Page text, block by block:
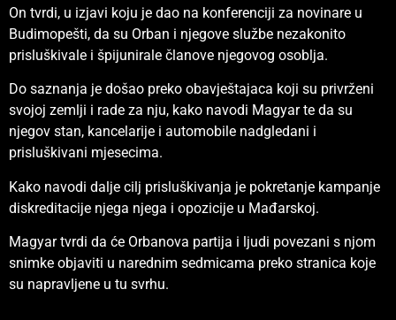
On tvrdi, u izjavi koju je dao na konferenciji za novinare u
Budimopešti, da su Orban i njegove službe nezakonito
prisluškivale i špijunirale članove njegovog osoblja.
Do saznanja je došao preko obavještajaca koji su privrženi
svojoj zemlji i rade za nju, kako navodi Magyar te da su
njegov stan, kancelarije i automobile nadgledani i
prisluškivani mjesecima.
Kako navodi dalje cilj prisluškivanja je pokretanje kampanje
diskreditacije njega njega i opozicije u Mađarskoj.
Magyar tvrdi da će Orbanova partija i ljudi povezani s njom
snimke objaviti u narednim sedmicama preko stranica koje
su napravljene u tu svrhu.